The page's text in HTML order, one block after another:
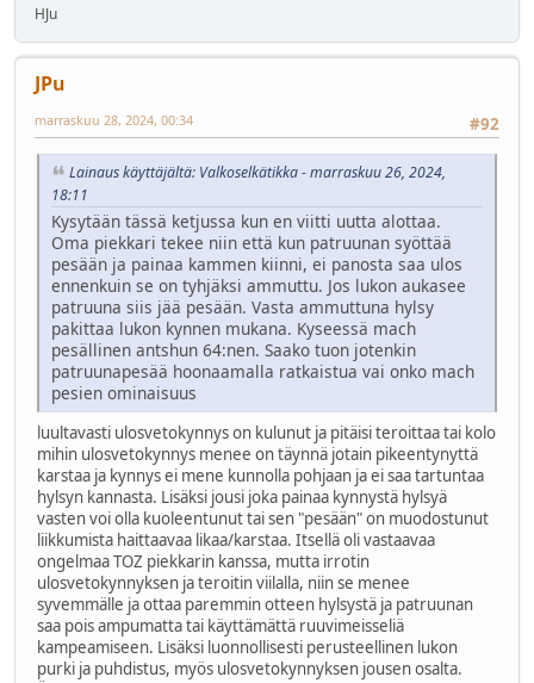
HJu
JPu
#92
marraskuu 28, 2024, 00:34
Lainaus käyttäjältä: Valkoselkätikka - marraskuu 26, 2024,
18:11
Kysytään tässä ketjussa kun en viitti uutta alottaa.
Oma piekkari tekee niin että kun patruunan syöttää
pesään ja painaa kammen kiinni, ei panosta saa ulos
ennenkuin se on tyhjäksi ammuttu. Jos lukon aukasee
patruuna siis jää pesään. Vasta ammuttuna hylsy
pakittaa lukon kynnen mukana. Kyseessä mach
pesällinen antshun 64:nen. Saako tuon jotenkin
patruunapesää hoonaamalla ratkaistua vai onko mach
pesien ominaisuus
luultavasti ulosvetokynnys on kulunut ja pitäisi teroittaa tai kolo
mihin ulosvetokynnys menee on täynnä jotain pikeentynyttä
karstaa ja kynnys ei mene kunnolla pohjaan ja ei saa tartuntaa
hylsyn kannasta. Lisäksi jousi joka painaa kynnystä hylsyä
vasten voi olla kuoleentunut tai sen "pesään" on muodostunut
liikkumista haittaavaa likaa/karstaa. Itsellä oli vastaavaa
ongelmaa TOZ piekkarin kanssa, mutta irrotin
ulosvetokynnyksen ja teroitin viilalla, niin se menee
syvemmälle ja ottaa paremmin otteen hylsystä ja patruunan
saa pois ampumatta tai käyttämättä ruuvimeisseliä
kampeamiseen. Lisäksi luonnollisesti perusteellinen lukon
purki ja puhdistus, myös ulosvetokynnyksen jousen osalta.